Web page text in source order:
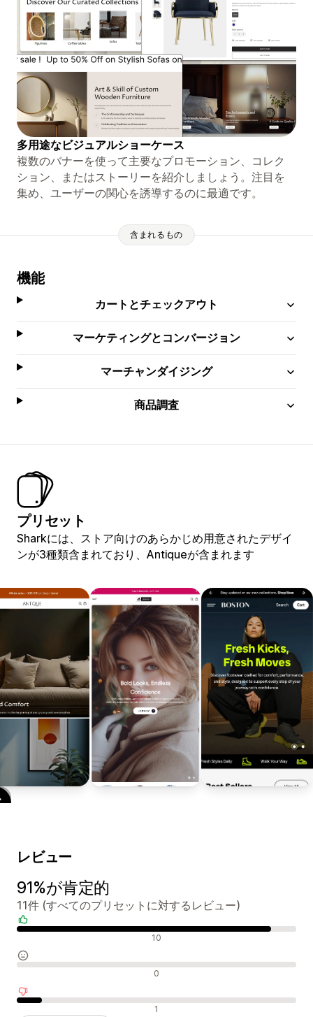
多用途なビジュアルショーケース
複数のバナーを使って主要なプロモーション、コレク
ション、またはストーリーを紹介しましょう。注目を
集め、ユーザーの関心を誘導するのに最適です。
含まれるもの
機能
カートとチェックアウト
マーケティングとコンバージョン
マーチャンダイジング
商品調査
プリセット
Sharkには、ストア向けのあらかじめ用意されたデザイ
ンが3種類含まれており、Antiqueが含まれます
レビュー
91%が肯定的
11件 (すべてのプリセットに対するレビュー)
10
0
1